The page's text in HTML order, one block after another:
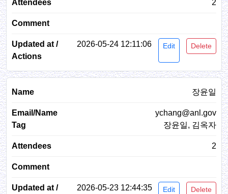
2
2026-05-24 12:11:06 Edit Delete
장윤일
ychang@anl.gov
장윤일, 김옥자
2
2026-05-23 12:44:35 Edit Delete